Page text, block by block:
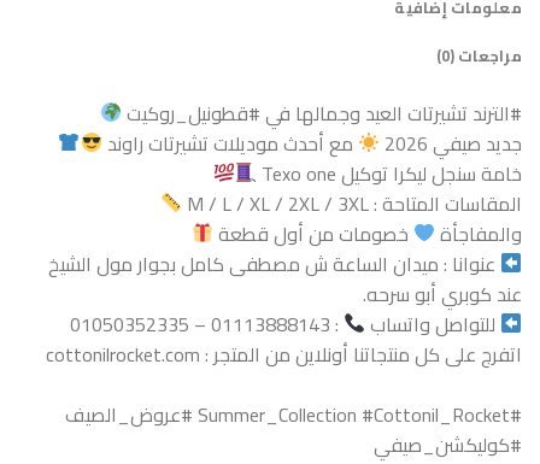
معلومات إضافية
مراجعات (0)
#الترند تشيرتات العيد وجمالها في#قطونيل_روكيت
جديد صيفي 2026
مع أحدث موديلات تشيرتات راوند
خامة سنجل ليكرا توكيل Texo one
المقاسات المتاحة : M / L / XL / 2XL / 3XL
والمفاجأة
خصومات من أول قطعة
عنوانا : ميدان الساعة ش مصطفى كامل بجوار مول الشيخ
عند كوبري أبو سرحه.
للتواصل واتساب
: 01113888143 – 01050352335
اتفرج على كل منتجاتنا أونلاين من المتجر : cottonilrocket.com
#Summer_Collection
#Cottonil_Rocket
#عروض_الصيف
#كوليكشن_صيفي